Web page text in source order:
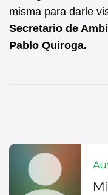
misma para darle
Secretario de
Pablo Quiroga.